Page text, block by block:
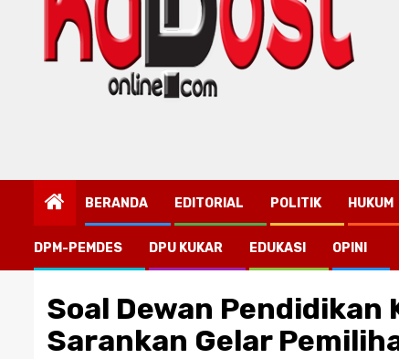
BERANDA EDITORIAL POLITIK HUKUM
DPM-PEMDES DPU KUKAR EDUKASI OPINI
Soal Dewan Pendidikan
Sarankan Gelar